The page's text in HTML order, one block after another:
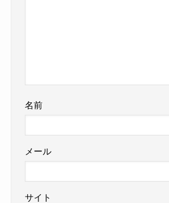
名前
メール
サイト